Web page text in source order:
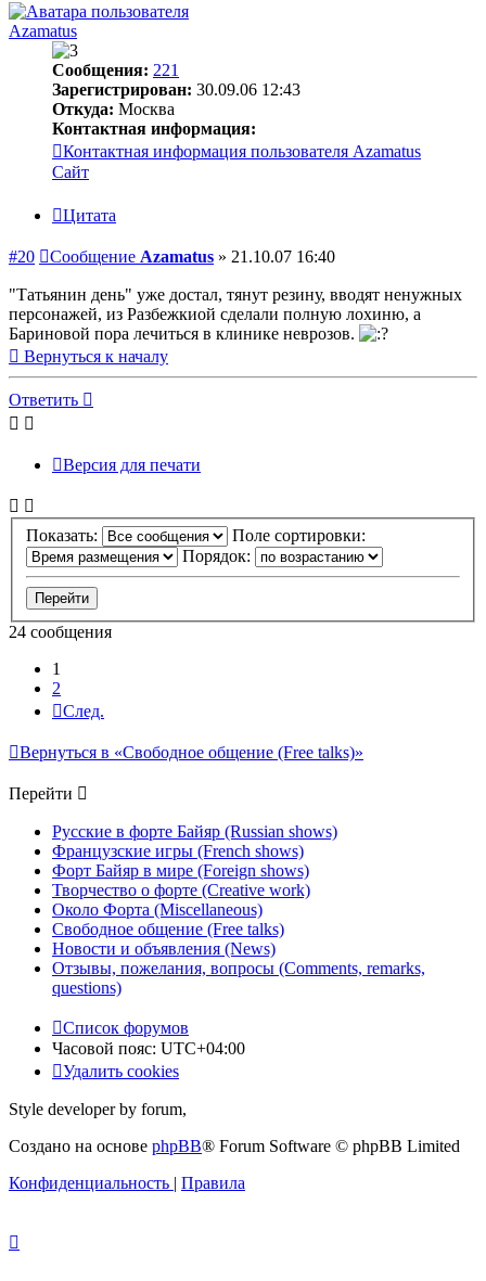
Azamatus
Сообщения: 221
Зарегистрирован: 30.09.06 12:43
Откуда: Москва
Контактная информация:
Контактная информация пользователя Azamatus
Сайт
Цитата
#20 Сообщение Azamatus » 21.10.07 16:40
"Татьянин день" уже достал, тянут резину, вводят ненужных
персонажей, из Разбежкиой сделали полную лохиню, а
Бариновой пора лечиться в клинике неврозов.
Вернуться к началу
Ответить
Версия для печати
Показать:
Поле сортировки:
Порядок:
24 сообщения
1
2
След.
Вернуться в «Свободное общение (Free talks)»
Перейти
Русские в форте Байяр (Russian shows)
Французские игры (French shows)
Форт Байяр в мире (Foreign shows)
Творчество о форте (Creative work)
Около Форта (Miscellaneous)
Свободное общение (Free talks)
Новости и объявления (News)
Отзывы, пожелания, вопросы (Comments, remarks,
questions)
Список форумов
Часовой пояс: UTC+04:00
Удалить cookies
Style developer by forum,
Создано на основе phpBB® Forum Software © phpBB Limited
Конфиденциальность | Правила